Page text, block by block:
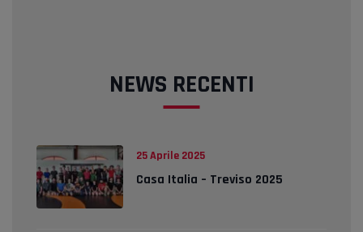
NEWS RECENTI
25 Aprile 2025
Casa Italia – Treviso 2025